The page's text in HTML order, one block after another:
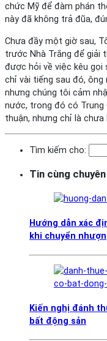
chức Mỹ để đàm phán
này đã không trả đũa,
Chưa đầy một giờ sau,
trước Nhà Trắng để giải
được hỏi về việc kêu gọi
chỉ vài tiếng sau đó, ông
nhưng chúng tôi cảm
nước, trong đó có
thuận, nhưng chỉ là
Tìm kiếm cho:
Tin cùng
Hướng dẫn xác
khi chuyển
Kiến nghị đánh
bất động sản